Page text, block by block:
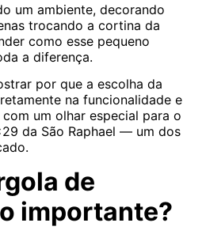
um ambiente, decorando
trocando a cortina da
como esse pequeno
a diferença.
por que a escolha da
na funcionalidade e
um olhar especial para o
da São Raphael — um dos
de
importante?